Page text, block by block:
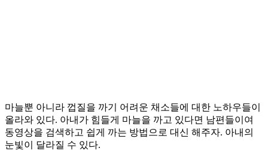
마늘뿐 아니라 껍질을 까기 어려운 채소들에 대한 노하우들이
올라와 있다. 아내가 힘들게 마늘을 까고 있다면 남편들이여
동영상을 검색하고 쉽게 까는 방법으로 대신 해주자. 아내의
눈빛이 달라질 수 있다.